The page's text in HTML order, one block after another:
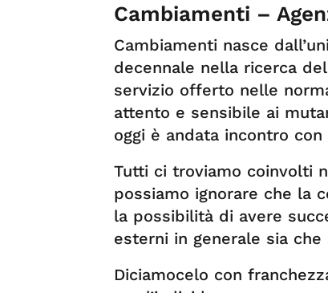
Cambiamenti –
Cambiamenti nasce
decennale nella ricerca
servizio offerto nelle
attento e sensibile ai
oggi è andata incontro
Tutti ci troviamo coinvolti
possiamo ignorare che la
la possibilità di avere
esterni in generale sia
Diciamocelo con